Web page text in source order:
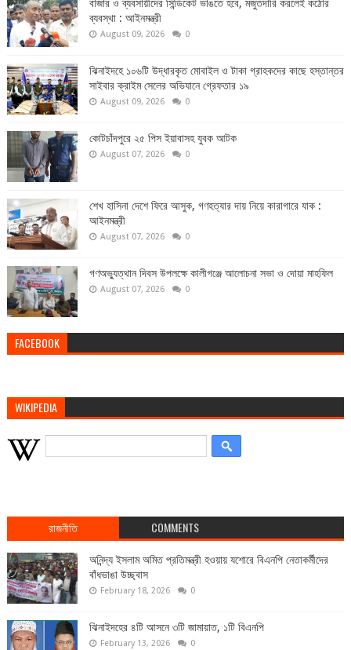
বাজার ও ব্যবসায়ীদের সিন্ডিকেট ভাঙতে হবে, মজুতদারি করলেই কঠোর
ব্যবস্থা : আইনমন্ত্রী
August 09, 2026 0
ঝিনাইদহে ১০৬টি উদ্ধারকৃত মোবাইল ও টাকা গ্রাহকদের কাছে হস্তান্তর
সাইবার ক্রাইম সেলের অভিযানে গ্রেফতার ১৯
August 09, 2026 0
কোটচাঁদপুরে ২৫ পিস ইয়াবাসহ যুবক আটক
August 07, 2026 0
শেখ হাসিনা দেশে ফিরে আসুক, গণহত্যার দায় নিয়ে কারাগারে যাক :
আইনমন্ত্রী
August 07, 2026 0
গণঅভ্যুত্থান দিবস উপলক্ষে কালীগঞ্জে আলোচনা সভা ও দোয়া মাহফিল
August 07, 2026 0
FACEBOOK
WIKIPEDIA
রাজনীতি COMMENTS
অনিন্দ্য ইসলাম অমিত প্রতিমন্ত্রী হওয়ায় যশোরে বিএনপি নেতাকর্মীদের
বাঁধভাঙা উচ্ছ্বাস
February 18, 2026 0
ঝিনাইদহের ৪টি আসনে ৩টি জামায়াত, ১টি বিএনপি
February 13, 2026 0